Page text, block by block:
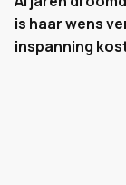
is haar wens
inspanning